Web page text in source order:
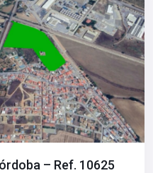
– Ref. 10625